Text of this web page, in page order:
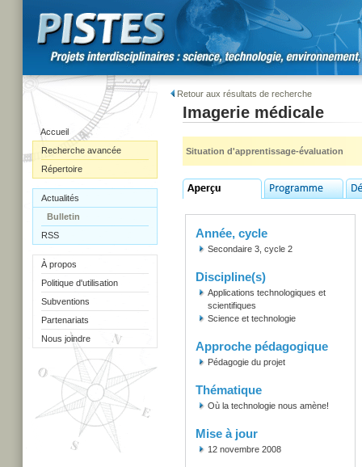
Accueil
Recherche avancée
Répertoire
Actualités
Bulletin
RSS
À propos
Politique d'utilisation
Subventions
Partenariats
Nous joindre
Retour aux résultats de recherche
Imagerie médicale
Situation d'apprentissage-évaluation
Année, cycle
Secondaire 3, cycle 2
Discipline(s)
Applications technologiques et
scientifiques
Science et technologie
Approche pédagogique
Pédagogie du projet
Thématique
Où la technologie nous amène!
Mise à jour
12 novembre 2008